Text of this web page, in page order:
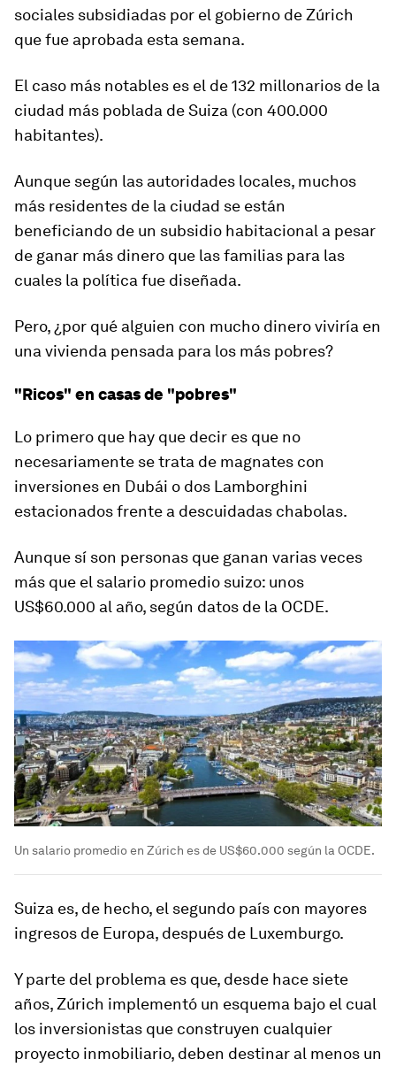
sociales subsidiadas por el gobierno de Zúrich
que fue aprobada esta semana.
El caso más notables es el de 132 millonarios de la
ciudad más poblada de Suiza (con 400.000
habitantes).
Aunque según las autoridades locales, muchos
más residentes de la ciudad se están
beneficiando de un subsidio habitacional a pesar
de ganar más dinero que las familias para las
cuales la política fue diseñada.
Pero, ¿por qué alguien con mucho dinero viviría en
una vivienda pensada para los más pobres?
"Ricos" en casas de "pobres"
Lo primero que hay que decir es que no
necesariamente se trata de magnates con
inversiones en Dubái o dos Lamborghini
estacionados frente a descuidadas chabolas.
Aunque sí son personas que ganan varias veces
más que el salario promedio suizo: unos
US$60.000 al año, según datos de la OCDE.
Un salario promedio en Zúrich es de US$60.000 según la OCDE.
Suiza es, de hecho, el segundo país con mayores
ingresos de Europa, después de Luxemburgo.
Y parte del problema es que, desde hace siete
años, Zúrich implementó un esquema bajo el cual
los inversionistas que construyen cualquier
proyecto inmobiliario, deben destinar al menos un